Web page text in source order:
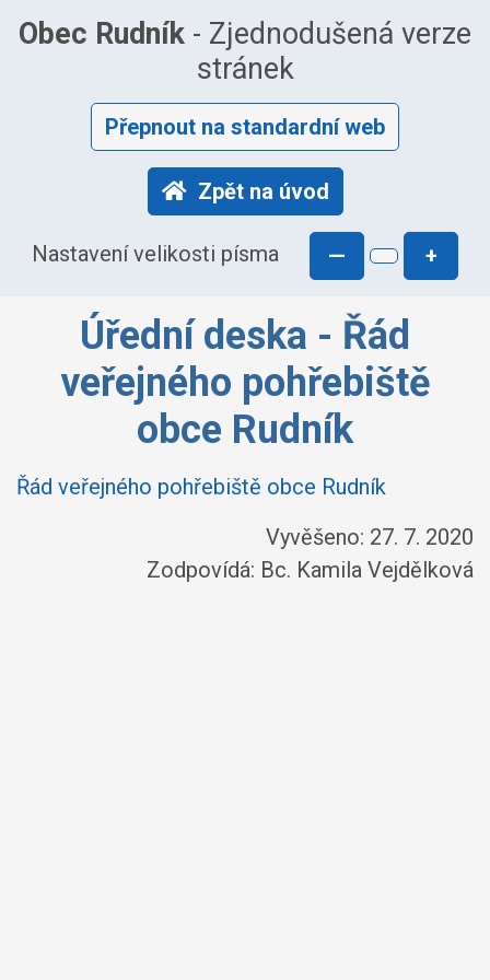
Obec Rudník - Zjednodušená verze
stránek
Přepnout na standardní web
Zpět na úvod
Nastavení velikosti písma — +
Úřední deska - Řád
veřejného pohřebiště
obce Rudník
Řád veřejného pohřebiště obce Rudník
Vyvěšeno: 27. 7. 2020
Zodpovídá: Bc. Kamila Vejdělková